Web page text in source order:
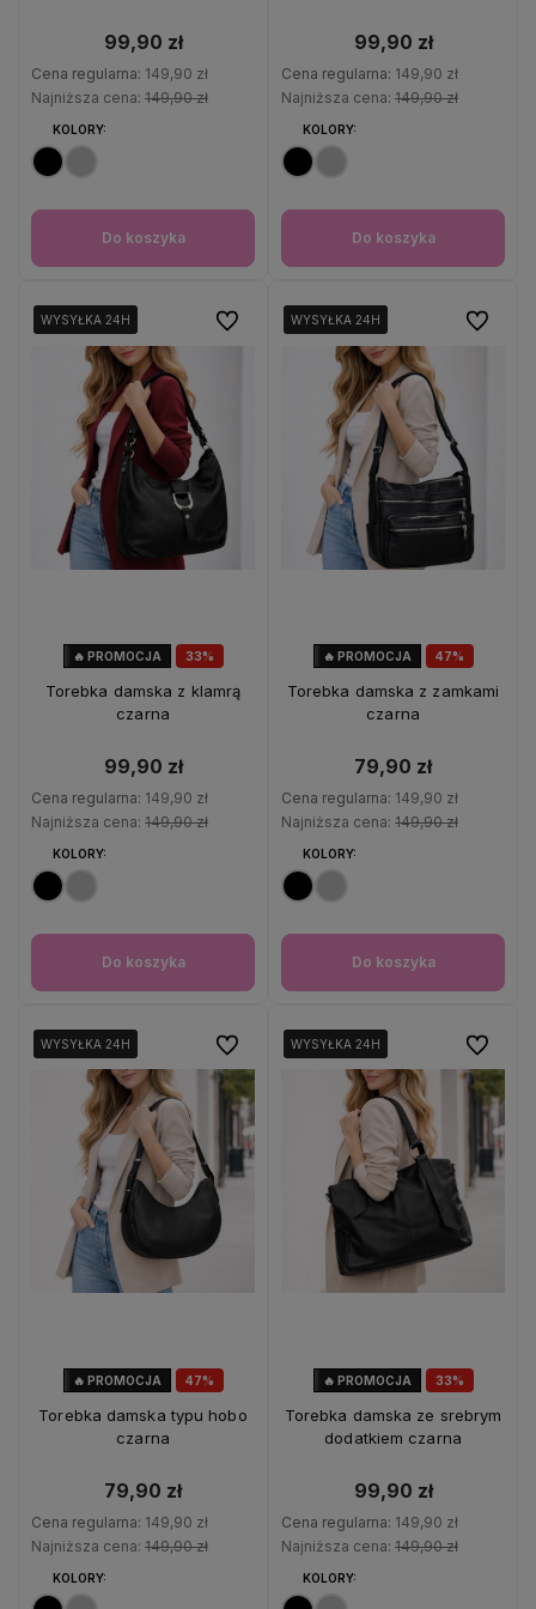
99,90 zł
Cena regularna: 149,90 zł
Najniższa cena: 149,90 zł
KOLORY:
Do koszyka
99,90 zł
Cena regularna: 149,90 zł
Najniższa cena: 149,90 zł
KOLORY:
Do koszyka
33%
🔥 PROMOCJA
WYSYŁKA 24H
WYSYŁKA 24H
WYSYŁKA 24H
Torebka damska z klamrą
czarna
99,90 zł
Cena regularna: 149,90 zł
Najniższa cena: 149,90 zł
KOLORY:
Do koszyka
Do ulubionych
47%
🔥 PROMOCJA
WYSYŁKA 24H
WYSYŁKA 24H
WYSYŁKA 24H
Torebka damska z zamkami
czarna
79,90 zł
Cena regularna: 149,90 zł
Najniższa cena: 149,90 zł
KOLORY:
Do koszyka
Do
47%
🔥 PROMOCJA
WYSYŁKA 24H
WYSYŁKA 24H
WYSYŁKA 24H
Torebka damska typu hobo
czarna
79,90 zł
Cena regularna: 149,90 zł
Najniższa cena: 149,90 zł
KOLORY:
Do ulubionych
33%
🔥 PROMOCJA
WYSYŁKA 24H
WYSYŁKA 24H
WYSYŁKA 24H
Torebka damska ze srebrym
dodatkiem czarna
99,90 zł
Cena regularna: 149,90 zł
Najniższa cena: 149,90 zł
KOLORY:
Do